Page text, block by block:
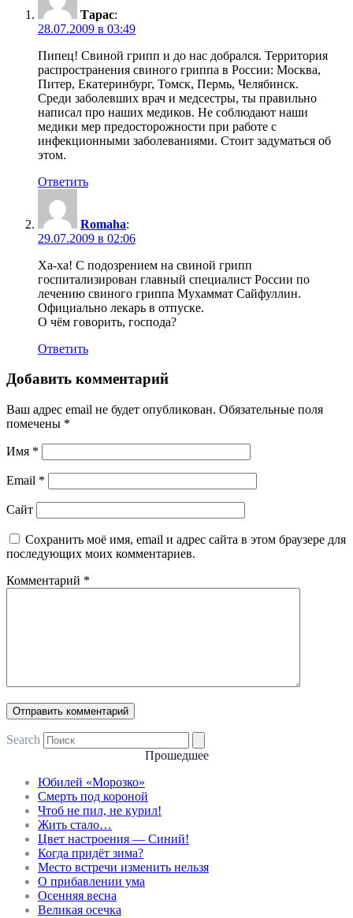
Тарас:
28.07.2009 в 03:49
Пипец! Свиной грипп и до нас добрался. Территория
распространения свиного гриппа в России: Москва,
Питер, Екатеринбург, Томск, Пермь, Челябинск.
Среди заболевших врач и медсестры, ты правильно
написал про наших медиков. Не соблюдают наши
медики мер предосторожности при работе с
инфекционными заболеваниями. Стоит задуматься об
этом.
Ответить
Romaha:
29.07.2009 в 02:06
Ха-ха! С подозрением на свиной грипп
госпитализирован главный специалист России по
лечению свиного гриппа Мухаммат Сайфуллин.
Официально лекарь в отпуске.
О чём говорить, господа?
Ответить
Добавить комментарий
Ваш адрес email не будет опубликован. Обязательные поля
помечены *
Имя *
Email *
Сайт
Сохранить моё имя, email и адрес сайта в этом браузере для
последующих моих комментариев.
Комментарий *
Search
Прошедшее
Юбилей «Морозко»
Смерть под короной
Чтоб не пил, не курил!
Жить стало…
Цвет настроения — Синий!
Когда придёт зима?
Место встречи изменить нельзя
О прибавлении ума
Осенняя весна
Великая осечка